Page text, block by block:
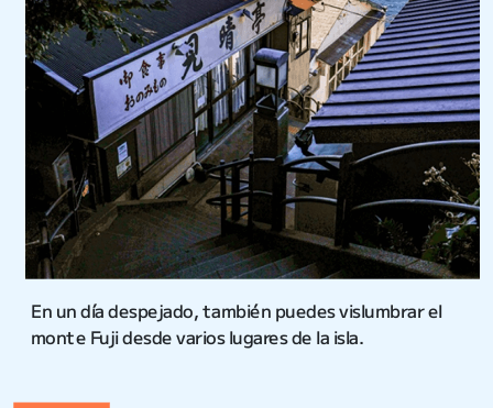
En un día despejado, también puedes vislumbrar el
monte Fuji desde varios lugares de la isla.